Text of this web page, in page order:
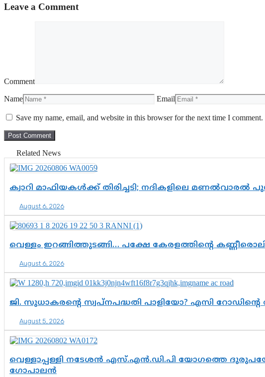
Leave a Comment
Comment
Name Email
Save my name, email, and website in this browser for the next time I comment.
Related News
ക്വാറി മാഫിയകൾക്ക് തിരിച്ചടി; നദികളിലെ മണൽവാരൽ
August 6, 2026
വെള്ളം ഇറങ്ങിത്തുടങ്ങി… പക്ഷേ കേരളത്തിന്റെ
August 6, 2026
ജി. സുധാകരന്റെ സ്വപ്നപദ്ധതി പാളിയോ? എസി
August 5, 2026
വെള്ളാപ്പള്ളി നടേശൻ എസ്.എൻ.ഡി.പി യോഗത്തെ
ഗോപാലൻ